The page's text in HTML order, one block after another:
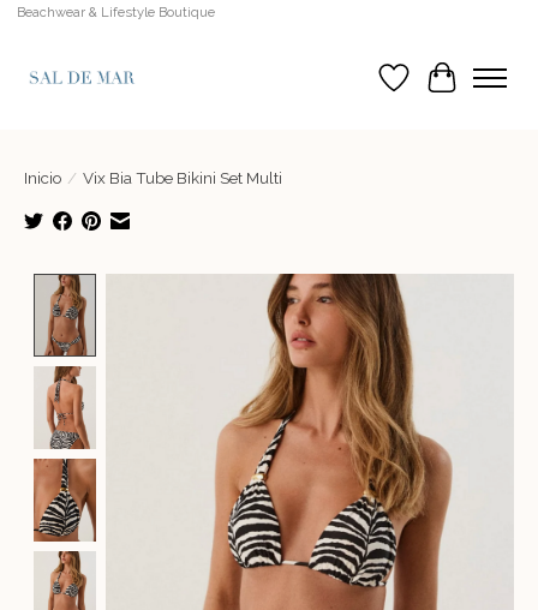
Beachwear & Lifestyle Boutique
Lista de deseos
Cesta
Inicio / Vix Bia Tube Bikini Set Multi
Product image slideshow Items